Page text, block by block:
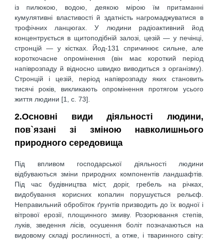
із пилюкою, водою, деякою мірою їм притаманні
кумулятивні властивості й здатність нагромаджуватися в
трофічних ланцюгах. У людини радіоактивний йод
концентрується в щитоподібній залозі, цезій — у печінці,
стронцій — у кістках. Йод-131 спричинює сильне, але
короткочасне опромінення (він має короткий період
напіврозпаду й відносно швидко виводиться з організму).
Стронцій і цезій, період напіврозпаду яких становить
тисячі років, викликають опромінення протягом усього
життя людини [1, с. 73].
2.Основні види діяльності людини,
пов`язані зі зміною навколишнього
природного середовища
Під впливом господарської діяльності людини
відбуваються зміни природних компонентів ландшафтів.
Під час будівництва міст, доріг, гребель на річках,
видобування корисних копалин порушується рельєф.
Неправильний обробіток ґрунтів призводить до їх водної і
вітрової ерозії, площинного змиву. Розорювання степів,
луків, зведення лісів, осушення боліт позначаються на
видовому складі рослинності, а отже, і тваринного світу: